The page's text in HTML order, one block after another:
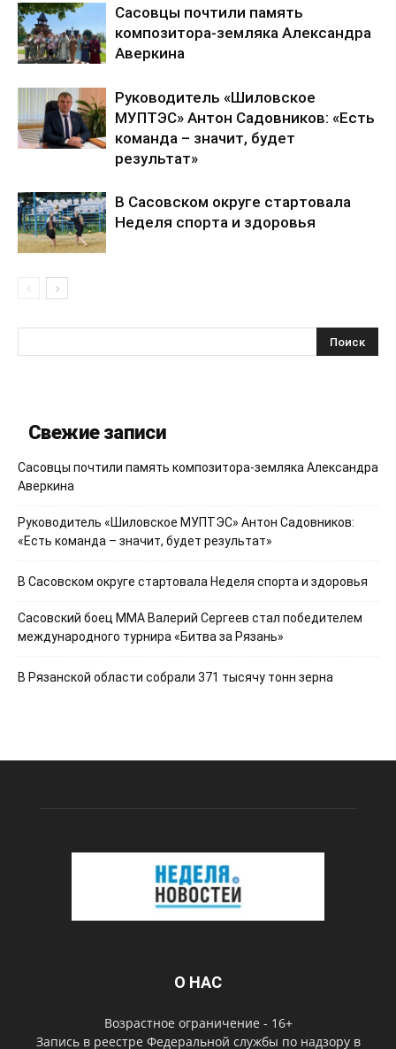
Сасовцы почтили память
композитора-земляка Александра
Аверкина
Руководитель «Шиловское
МУПТЭС» Антон Садовников: «Есть
команда – значит, будет
результат»
В Сасовском округе стартовала
Неделя спорта и здоровья
Свежие записи
Сасовцы почтили память композитора-земляка Александра
Аверкина
Руководитель «Шиловское МУПТЭС» Антон Садовников:
«Есть команда – значит, будет результат»
В Сасовском округе стартовала Неделя спорта и здоровья
Сасовский боец ММА Валерий Сергеев стал победителем
международного турнира «Битва за Рязань»
В Рязанской области собрали 371 тысячу тонн зерна
О НАС
Возрастное ограничение - 16+
Запись в реестре Федеральной службы по надзору в